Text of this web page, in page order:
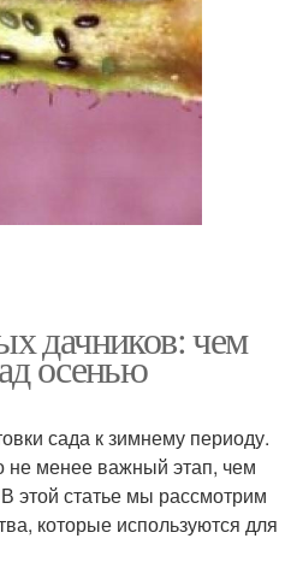
дачников: чем
осенью
сада к зимнему периоду.
не менее важный этап, чем
этой статье мы рассмотрим
которые используются для